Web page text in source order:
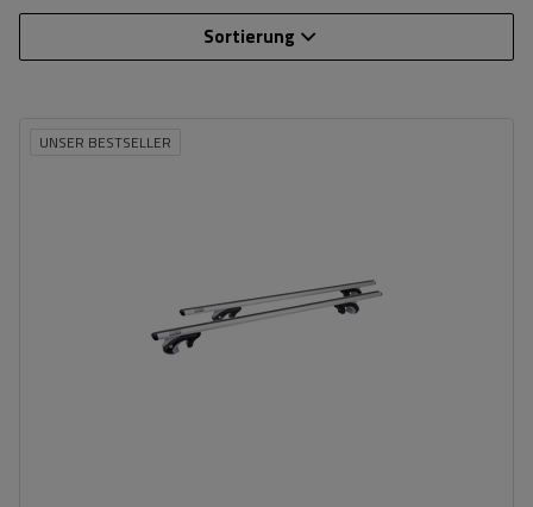
Sortierung
UNSER BESTSELLER